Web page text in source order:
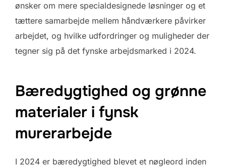
ønsker om mere specialdesignede løsninger og et
tættere samarbejde mellem håndværkere påvirker
arbejdet, og hvilke udfordringer og muligheder der
tegner sig på det fynske arbejdsmarked i 2024.
Bæredygtighed og grønne
materialer i fynsk
murerarbejde
I 2024 er bæredygtighed blevet et nøgleord inden